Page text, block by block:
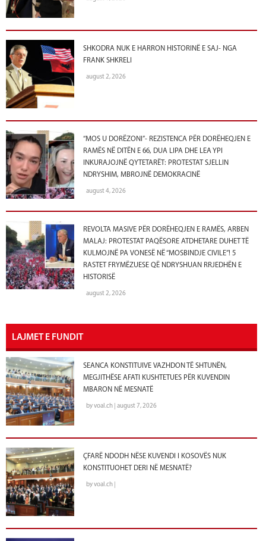
SHKODRA NUK E HARRON HISTORINË E SAJ- NGA
FRANK SHKRELI
august 2, 2026
“MOS U DORËZONI”- REZISTENCA PËR DORËHEQJEN E
RAMËS NË DITËN E 66, DUA LIPA DHE LEA YPI
INKURAJOJNË QYTETARËT: PROTESTAT SJELLIN
NDRYSHIM, MBROJNË DEMOKRACINË
august 4, 2026
REVOLTA MASIVE PËR DORËHEQJEN E RAMËS, ARBEN
MALAJ: PROTESTAT PAQËSORE ATDHETARE DUHET TË
KULMOJNË PA VONESË NË “MOSBINDJE CIVILE”! 5
RASTET FRYMËZUESE QË NDRYSHUAN RRJEDHËN E
HISTORISË
august 2, 2026
LAJMET E FUNDIT
SEANCA KONSTITUIVE VAZHDON TË SHTUNËN,
MEGJITHËSE AFATI KUSHTETUES PËR KUVENDIN
MBARON NË MESNATË
by voal.ch | august 7, 2026
ÇFARË NDODH NËSE KUVENDI I KOSOVËS NUK
KONSTITUOHET DERI NË MESNATË?
by voal.ch |